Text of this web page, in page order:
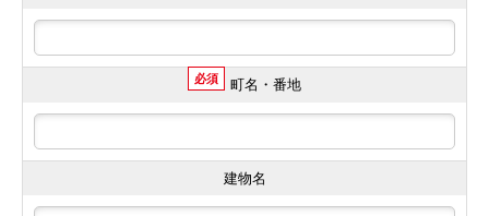
必須 町名・番地
建物名